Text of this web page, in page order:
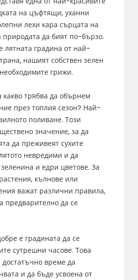
на цъфтящи, уханни
лехи кара сърцата на
да бият по-бързо.
лятната градина от най-
нашият собствен зелен
грижи.
трябва да обърнем
през топлия сезон? Най-
поливане. Този
значение, за да
да преживеят сухите
невредими и да
и едри цветове. За
кълнове или
важат различни правила,
предварително да се
е градината да се
сутрешни часове. Това
достатъчно време да
и да бъде усвоена от